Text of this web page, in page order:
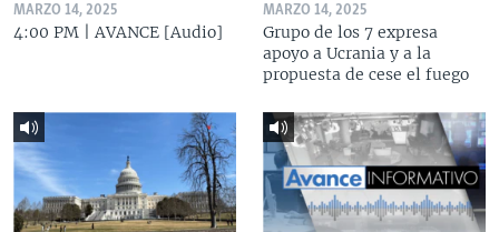
MARZO 14, 2025
4:00 PM | AVANCE [Audio]
MARZO 14, 2025
Grupo de los 7 expresa
apoyo a Ucrania y a la
propuesta de cese el fuego